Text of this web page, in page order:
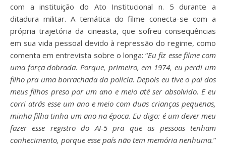
com a instituição do Ato Institucional n. 5 durante a
ditadura militar. A temática do filme conecta-se com a
própria trajetória da cineasta, que sofreu consequências
em sua vida pessoal devido à repressão do regime, como
comenta em entrevista sobre o longa: “Eu fiz esse filme com
uma força dobrada. Porque, primeiro, em 1974, eu perdi um
filho pra uma borrachada da polícia. Depois eu tive o pai dos
meus filhos preso por um ano e meio até ser absolvido. E eu
corri atrás esse um ano e meio com duas crianças pequenas,
minha filha tinha um ano na época. Eu digo: é um dever meu
fazer esse registro do AI-5 pra que as pessoas tenham
conhecimento, porque esse país não tem memória nenhuma.”